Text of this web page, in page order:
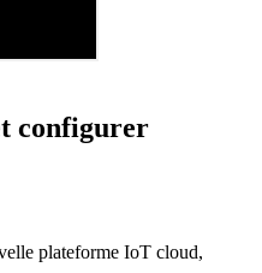
configurer
plateforme IoT cloud,